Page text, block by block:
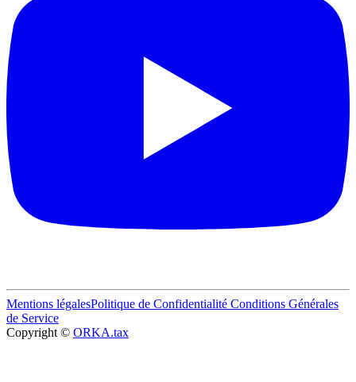
Mentions légalesPolitique de Confidentialité Conditions Générales
de Service
Copyright © ORKA.tax